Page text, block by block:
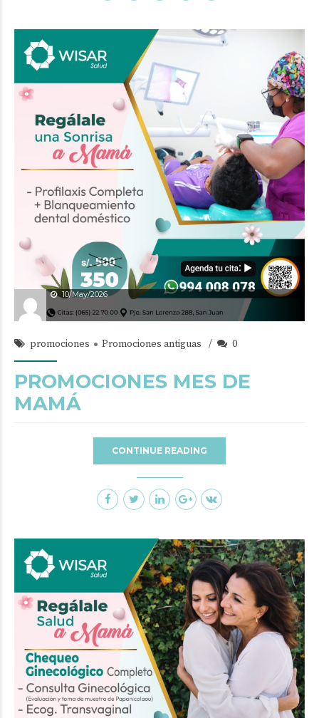
10/May/2026
promociones Promociones antiguas 0
PROMOCIONES MES DE
MAMÁ
CONTINUE READING